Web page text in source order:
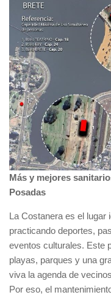
Más y mejores
Posadas
La Costanera es el lugar
practicando deportes,
eventos culturales. Este
playas, parques y una
viva la agenda de
Por eso, el